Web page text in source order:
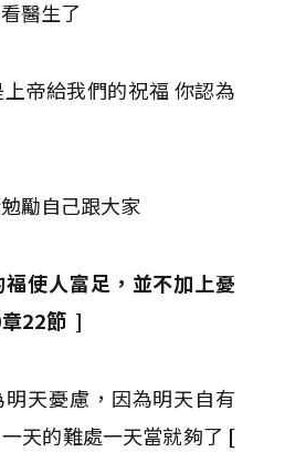
醫生了
帝給我們的祝福 你認為
勵自己跟大家
使人富足，並不加上憂
22節 ]
天憂慮，因為明天自有
天的難處一天當就夠了 [